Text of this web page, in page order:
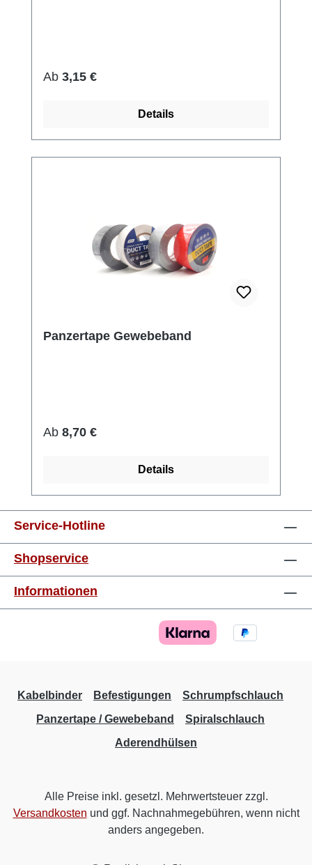
Regulärer Preis:
Ab 3,15 €
Details
Panzertape Gewebeband
Regulärer Preis:
Ab 8,70 €
Details
Service-Hotline
Shopservice
Informationen
Kabelbinder Befestigungen
Schrumpfschlauch
Panzertape / Gewebeband
Spiralschlauch
Aderendhülsen
Alle Preise inkl. gesetzl. Mehrwertsteuer zzgl.
Versandkosten und ggf. Nachnahmegebühren, wenn nicht
anders angegeben.